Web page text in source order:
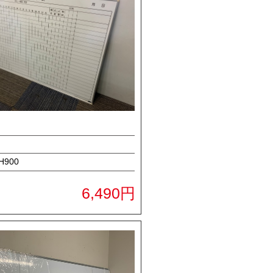
6,490円